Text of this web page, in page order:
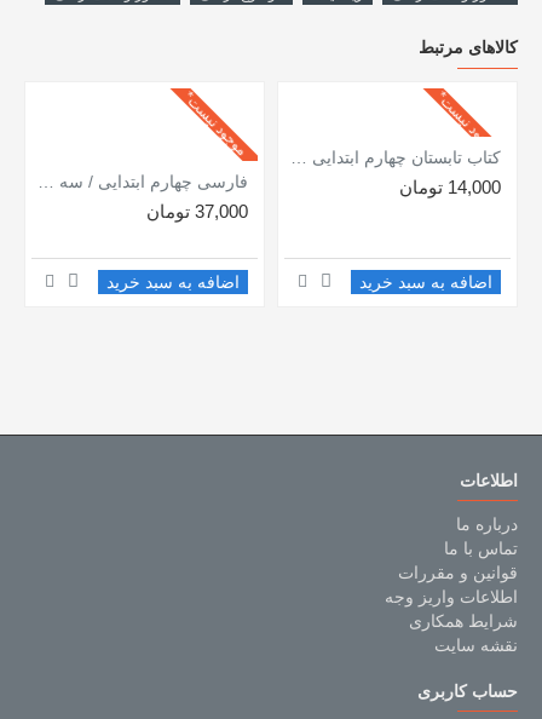
کالاهای مرتبط
موجود نیست*
14,000 تومان
اضافه به سبد خرید
موجود نیست*
37,000 تومان
اضافه به سبد خرید
اطلاعات
درباره ما
تماس با ما
قوانین و مقررات
اطلاعات واریز وجه
شرایط همکاری
نقشه سایت
حساب کاربری